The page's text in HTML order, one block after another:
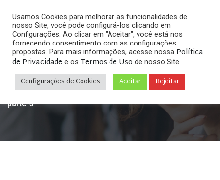
Home »Outros Temas »Como Ativar a Verificação em
Duas Etapas no Instagram
como-ativar-a-
autenticacao-de-dois-fatores-no-instagram-no-pc-
parte-5
Usamos Cookies para melhorar as funcionalidades de
nosso Site, você pode configurá-los clicando em
Configurações. Ao clicar em "Aceitar", você está nos
fornecendo consentimento com as configurações
propostas. Para mais informações, acesse nossa Política
de Privacidade e os Termos de Uso de nosso Site.
Configurações de Cookies Aceitar Rejeitar